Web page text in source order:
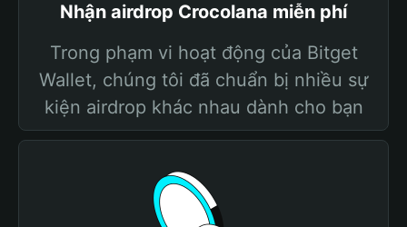
Nhận airdrop Crocolana miễn phí
Trong phạm vi hoạt động của Bitget
Wallet, chúng tôi đã chuẩn bị nhiều sự
kiện airdrop khác nhau dành cho bạn